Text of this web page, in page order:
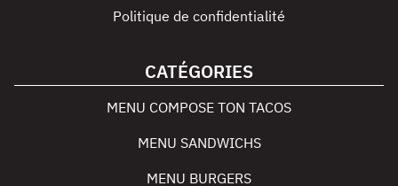
Politique de confidentialité
CATÉGORIES
MENU COMPOSE TON TACOS
MENU SANDWICHS
MENU BURGERS